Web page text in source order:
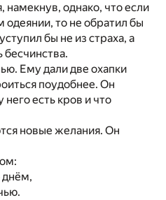
намекнув, однако, что если
то не обратил бы
бы не из страха, а
бесчинства.
Ему дали две охапки
поудобнее. Он
есть кров и что
новые желания. Он
днём,